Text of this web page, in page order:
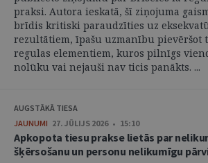
praksi. Autora ieskatā, šī ziņojuma
brīdis kritiski paraudzīties uz
rezultātiem, īpašu uzmanību pievēršot
regulas elementiem, kuros pilnīgs
nolūku vai nejauši nav ticis panākts. ...
AUGSTĀKĀ TIESA
JAUNUMI 27. JŪLIJS 2026 • 15:10
Apkopota tiesu prakse lietās par
šķērsošanu un personu nelikumīgu